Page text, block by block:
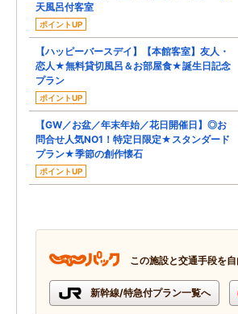
天風呂付客室
ポイントUP
【ハッピーバースデイ】【本館客室】友人・
恋人★無料貸切風呂＆お部屋食★誕生日記念
プラン
ポイントUP
【GW／お盆／年末年始／花日開催日】◎お
問合せ人気NO1！特定日限定★スタンダード
プラン★季節の創作懐石
ポイントUP
この施設と交通手段を
新幹線/特急付プラン一覧へ